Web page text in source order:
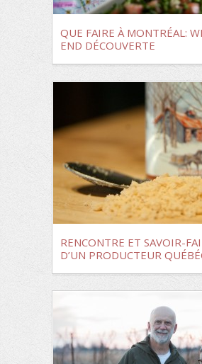
QUE FAIRE À MONTRÉAL:
END DÉCOUVERTE
RENCONTRE ET SAVOIR-
D’UN PRODUCTEUR